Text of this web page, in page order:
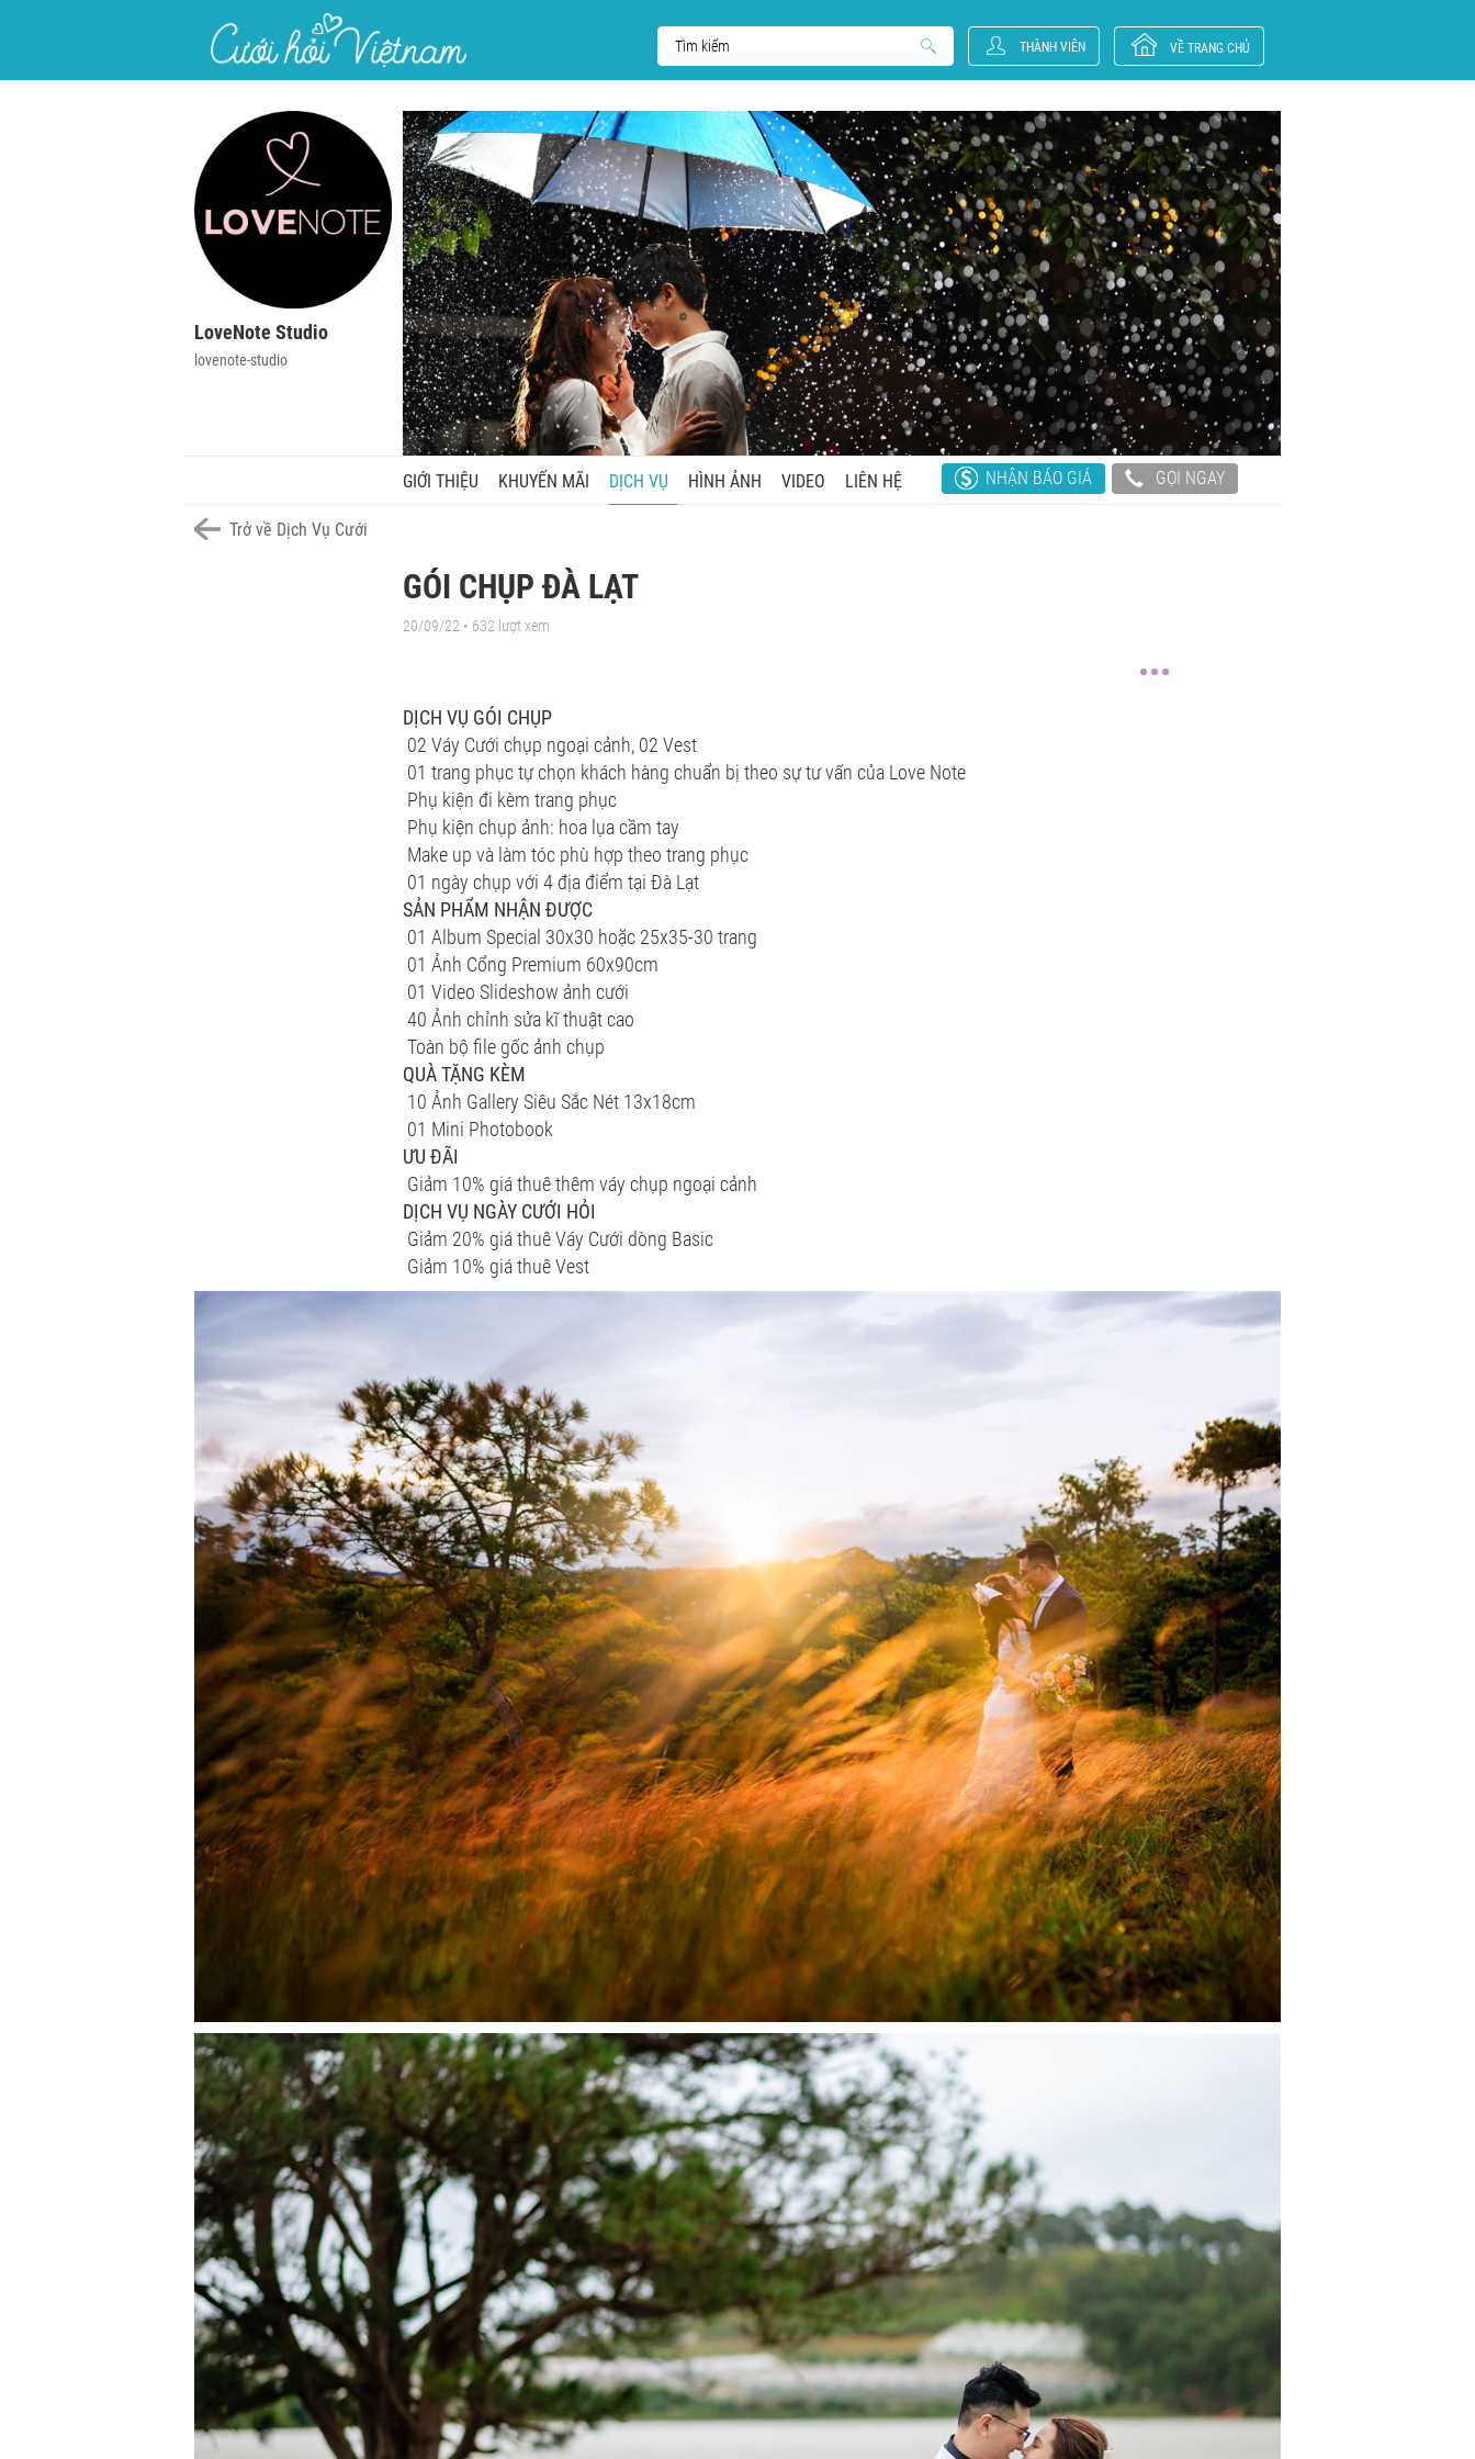
THÀNH VIÊN VỀ TRANG CHỦ
LoveNote Studio
lovenote-studio
GIỚI THIỆU KHUYẾN MÃI DỊCH VỤ HÌNH ẢNH VIDEO LIÊN HỆ NHẬN BÁO GIÁ GỌI NGAY
Trở về Dịch Vụ Cưới
GÓI CHỤP ĐÀ LẠT
20/09/22 • 632 lượt xem
DỊCH VỤ GÓI CHỤP
02 Váy Cưới chụp ngoại cảnh, 02 Vest
01 trang phục tự chọn khách hàng chuẩn bị theo sự tư vấn của Love Note
Phụ kiện đi kèm trang phục
Phụ kiện chụp ảnh: hoa lụa cầm tay
Make up và làm tóc phù hợp theo trang phục
01 ngày chụp với 4 địa điểm tại Đà Lạt
SẢN PHẨM NHẬN ĐƯỢC
01 Album Special 30x30 hoặc 25x35-30 trang
01 Ảnh Cổng Premium 60x90cm
01 Video Slideshow ảnh cưới
40 Ảnh chỉnh sửa kĩ thuật cao
Toàn bộ file gốc ảnh chụp
QUÀ TẶNG KÈM
10 Ảnh Gallery Siêu Sắc Nét 13x18cm
01 Mini Photobook
ƯU ĐÃI
Giảm 10% giá thuê thêm váy chụp ngoại cảnh
DỊCH VỤ NGÀY CƯỚI HỎI
Giảm 20% giá thuê Váy Cưới dòng Basic
Giảm 10% giá thuê Vest